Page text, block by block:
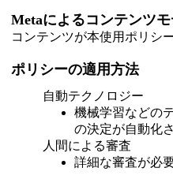
Metaによるコンテンツ
コンテンツが本使用ポリシ
ポリシーの適用方法
自動テクノロジー
機械学習などの
の決定が自動化
人間による審査
詳細な審査が必